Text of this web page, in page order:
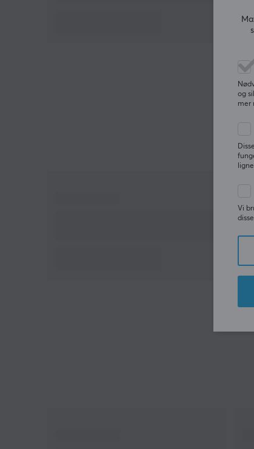
Utskjæringsmønsteret gjør det enkelt å
Skrivebordsklemmer inkludert for praktisk
Modulære klemmer for effektiv
(6-pakning), 3 m dobbeltsidig tape x18 (6-
og
mer
Vi